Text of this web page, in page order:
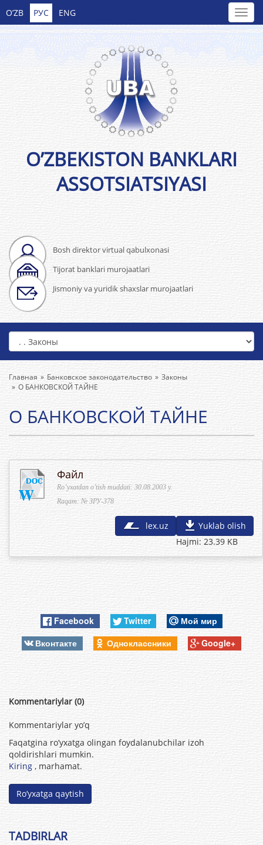
O’ZB РУС ENG
Bosh direktor virtual qabulxonasi
Tijorat banklari murojaatlari
Jismoniy va yuridik shaxslar murojaatlari
O’ZBEKISTON BANKLARI
ASSOTSIATSIYASI
Главная Банковское законодательство
Законы
О БАНКОВСКОЙ ТАЙНЕ
О БАНКОВСКОЙ ТАЙНЕ
Файл
Ro’yxatdan o’tish muddati: 30.08.2003 y.
Raqam: № ЗРУ-378
Yuklab olish
Hajmi: 23.39 KB
lex.uz
Facebook Twitter
Мой мир
Вконтакте
Одноклассники Google+
Kommentariylar (0)
Kommentariylar yo’q
Faqatgina ro’yxatga olingan foydalanubchilar izoh
qoldirishlari mumkin.
Kiring , marhamat.
Ro’yxatga qaytish
TADBIRLAR